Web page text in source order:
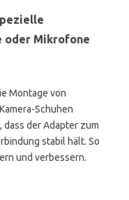
oder Mikrofone
Montage von
Schuhen
der Adapter zum
stabil hält. So
und verbessern.